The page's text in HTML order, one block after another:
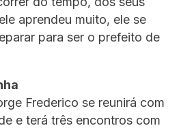
aprendeu muito, ele se
para ser o prefeito de
Frederico se reunirá com
e terá três encontros com